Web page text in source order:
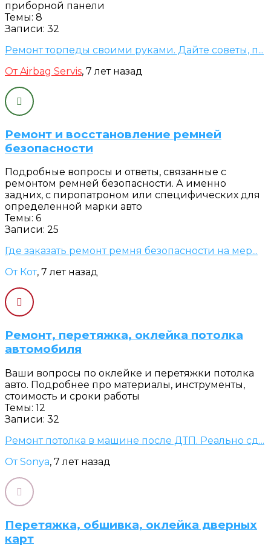
приборной панели
Темы: 8
Записи: 32
Ремонт торпеды своими руками. Дайте советы, п...
От Airbag Servis, 7 лет назад
Ремонт и восстановление ремней
безопасности
Подробные вопросы и ответы, связанные с
ремонтом ремней безопасности. А именно
задних, с пиропатроном или специфических для
определенной марки авто
Темы: 6
Записи: 25
Где заказать ремонт ремня безопасности на мер...
От Кот, 7 лет назад
Ремонт, перетяжка, оклейка потолка
автомобиля
Ваши вопросы по оклейке и перетяжки потолка
авто. Подробнее про материалы, инструменты,
стоимость и сроки работы
Темы: 12
Записи: 32
Ремонт потолка в машине после ДТП. Реально сд...
От Sonya, 7 лет назад
Перетяжка, обшивка, оклейка дверных
карт